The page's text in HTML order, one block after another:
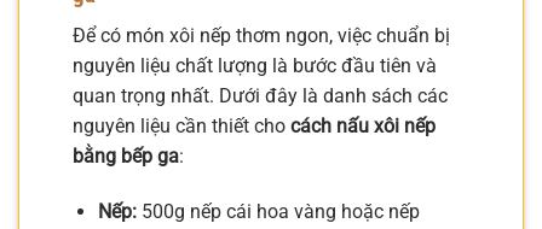
Để có món xôi nếp thơm ngon, việc chuẩn bị
nguyên liệu chất lượng là bước đầu tiên và
quan trọng nhất. Dưới đây là danh sách các
nguyên liệu cần thiết cho cách nấu xôi nếp
bằng bếp ga:
Nếp:500g nếp cái hoa vàng hoặc nếp